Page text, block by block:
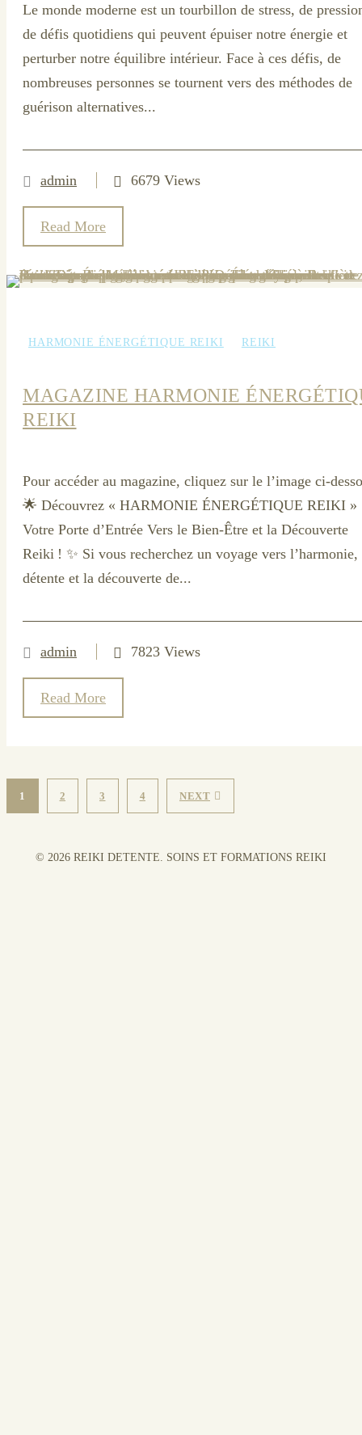
Le monde moderne est un tourbillon de stress, de
de défis quotidiens qui peuvent épuiser notre énergie et
perturber notre équilibre intérieur. Face à ces défis, de
nombreuses personnes se tournent vers des méthodes de
guérison alternatives...
admin 6679 Views
Read More
HARMONIE ÉNERGÉTIQUE REIKI REIKI
MAGAZINE HARMONIE
REIKI
Pour accéder au magazine, cliquez sur le l’image ci-
🌟 Découvrez « HARMONIE ÉNERGÉTIQUE REIKI »
Votre Porte d’Entrée Vers le Bien-Être et la Découverte
Reiki ! ✨ Si vous recherchez un voyage vers l’harmonie,
détente et la découverte de...
admin 7823 Views
Read More
1 2 3 4 NEXT
© 2026 REIKI DETENTE. SOINS ET FORMATIONS REIKI